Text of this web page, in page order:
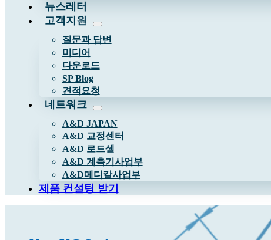
뉴스레터
고객지원
질문과 답변
미디어
다운로드
SP Blog
견적요청
네트워크
A&D JAPAN
A&D 교정센터
A&D 로드셀
A&D 계측기사업부
A&D메디칼사업부
제품 컨설팅 받기